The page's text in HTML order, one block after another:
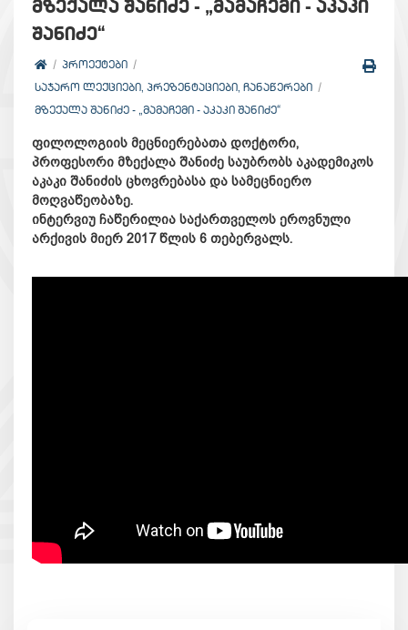
მზექალა შანიძე - „მამაჩემი - აკაკი
შანიძე“
ᲞᲠᲝᲔᲥᲢᲔᲑᲘ
ᲡᲐᲯᲐᲠᲝ ᲚᲔᲥᲪᲘᲔᲑᲘ, ᲞᲠᲔᲖᲔᲜᲢᲐᲪᲘᲔᲑᲘ, ᲩᲐᲜᲐᲬᲔᲠᲔᲑᲘ
ᲛᲖᲔᲥᲐᲚᲐ ᲨᲐᲜᲘᲫᲔ - „ᲛᲐᲛᲐᲩᲔᲛᲘ - ᲐᲙᲐᲙᲘ ᲨᲐᲜᲘᲫᲔ“
ფილოლოგიის მეცნიერებათა დოქტორი,
პროფესორი მზექალა შანიძე საუბრობს აკადემიკოს
აკაკი შანიძის ცხოვრებასა და სამეცნიერო
მოღვაწეობაზე.
ინტერვიუ ჩაწერილია საქართველოს ეროვნული
არქივის მიერ 2017 წლის 6 თებერვალს.